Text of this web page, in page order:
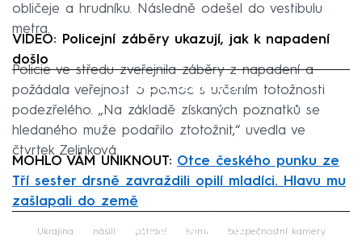
obličeje a hrudníku. Následně odešel do vestibulu
metra.
VIDEO: Policejní záběry ukazují, jak k napadení
došlo
Failed to fetch
Policie ve středu zveřejnila záběry z napadení a
požádala veřejnost o pomoc s určením totožnosti
podezřelého. „Na základě získaných poznatků se
hledaného muže podařilo ztotožnit,“ uvedla ve
čtvrtek Zelinková.
MOHLO VÁM UNIKNOUT: Otce českého punku ze
Tří sester drsně zavraždili opilí mladíci. Hlavu mu
zašlapali do země
Failed to fetch
Ukrajina násilí pátrání krimi bezpečnostní kamery